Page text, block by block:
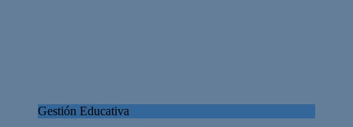
Gestión Educativa